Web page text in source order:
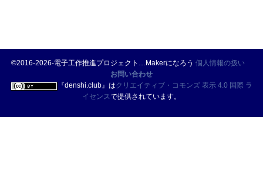
©2016-2026-電子工作推進プロジェクト…Makerになろう 個人情報の扱い
お問い合わせ
『denshi.club』はクリエイティブ・コモンズ 表示 4.0 国際 ラ
イセンスで提供されています。